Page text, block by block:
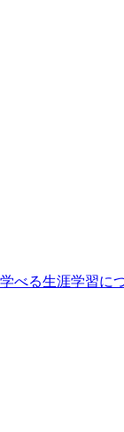
る生涯学習に